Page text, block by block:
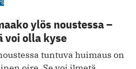
ylös noustessa –
voi olla kyse
tuntuva huimaus on